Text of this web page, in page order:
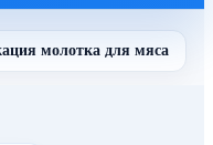
молотка для мяса